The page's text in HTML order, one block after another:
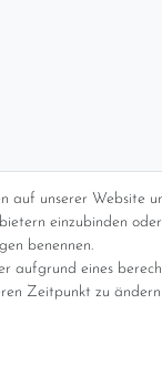
auf unserer Website
einzubinden
benennen.
aufgrund eines
Zeitpunkt zu